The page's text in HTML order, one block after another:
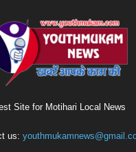
Site for Motihari Local News
us: